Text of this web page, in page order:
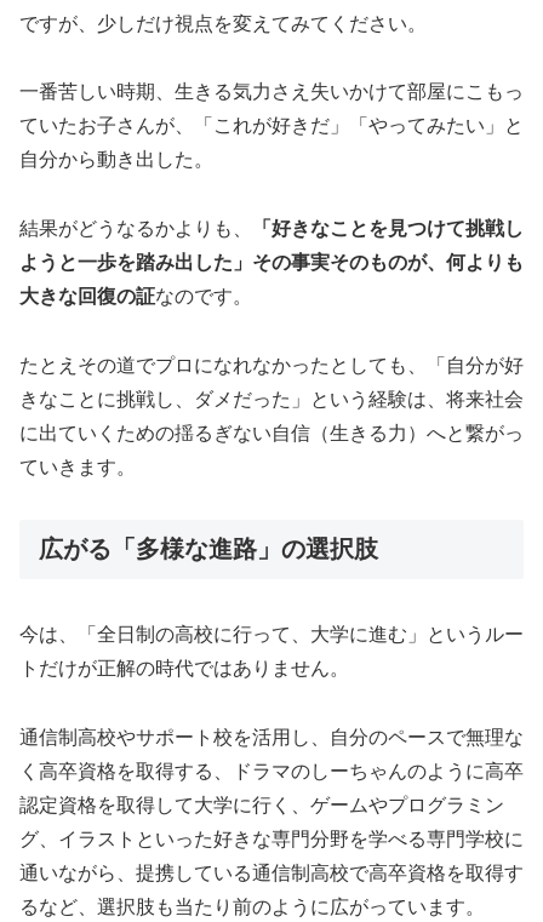
ですが、少しだけ視点を変えてみてください。
一番苦しい時期、生きる気力さえ失いかけて部屋にこもっ
ていたお子さんが、「これが好きだ」「やってみたい」と
自分から動き出した。
結果がどうなるかよりも、
「好きなことを見つけて挑戦し
ようと一歩を踏み出した」その事実そのものが、何よりも
大きな回復の証なのです。
たとえその道でプロになれなかったとしても、「自分が好
きなことに挑戦し、ダメだった」という経験は、将来社会
に出ていくための揺るぎない自信（生きる力）へと繋がっ
ていきます。
広がる「多様な進路」の選択肢
今は、「全日制の高校に行って、大学に進む」というルー
トだけが正解の時代ではありません。
通信制高校やサポート校を活用し、自分のペースで無理な
く高卒資格を取得する、ドラマのしーちゃんのように高卒
認定資格を取得して大学に行く、ゲームやプログラミン
グ、イラストといった好きな専門分野を学べる専門学校に
通いながら、提携している通信制高校で高卒資格を取得す
るなど、選択肢も当たり前のように広がっています。